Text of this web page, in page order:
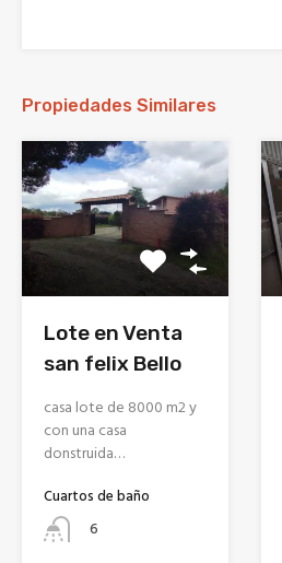
Propiedades Similares
Lote en Venta
san felix Bello
casa lote de 8000 m2 y
con una casa
donstruida…
Cuartos de baño
6